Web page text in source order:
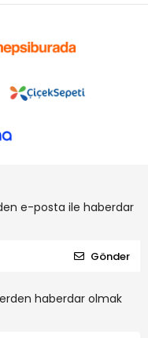
e-posta ile haberdar
Gönder
haberdar olmak